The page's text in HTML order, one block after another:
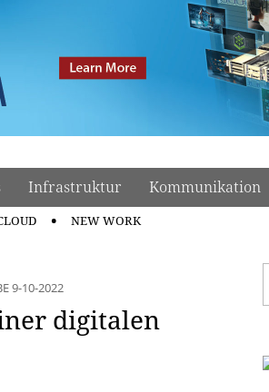
Infrastruktur Kommunikation
NEW WORK
9-10-2022
digitalen